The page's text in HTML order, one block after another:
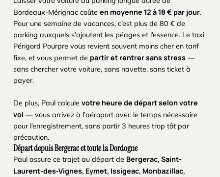
Bordeaux-Mérignac coûte en moyenne 12 à 18 € par jour.
Pour une semaine de vacances, c’est plus de 80 € de
parking auxquels s’ajoutent les péages et l’essence. Le taxi
Périgord Pourpre vous revient souvent moins cher en tarif
fixe, et vous permet de partir et rentrer sans stress—
sans chercher votre voiture, sans navette, sans ticket à
payer.
De plus, Paul calcule votre heure de départ selon votre
vol — vous arrivez à l’aéroport avec le temps nécessaire
pour l’enregistrement, sans partir 3 heures trop tôt par
précaution.
Départ depuis Bergerac et toute la Dordogne
Paul assure ce trajet au départ de Bergerac, Saint-
Laurent-des-Vignes, Eymet, Issigeac, Monbazillac,